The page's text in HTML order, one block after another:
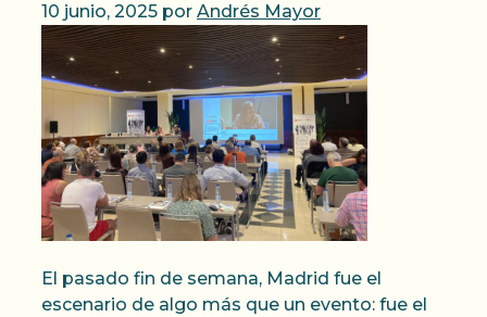
10 junio, 2025 por Andrés Mayor
El pasado fin de semana, Madrid fue el
escenario de algo más que un evento: fue el